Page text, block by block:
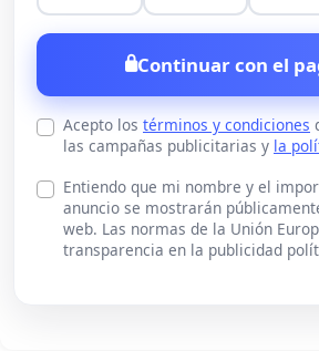
Continuar con el
Acepto los términos y condiciones
las campañas publicitarias y la
Entiendo que mi nombre y el
anuncio se mostrarán
web. Las normas de la Unión
transparencia en la publicidad